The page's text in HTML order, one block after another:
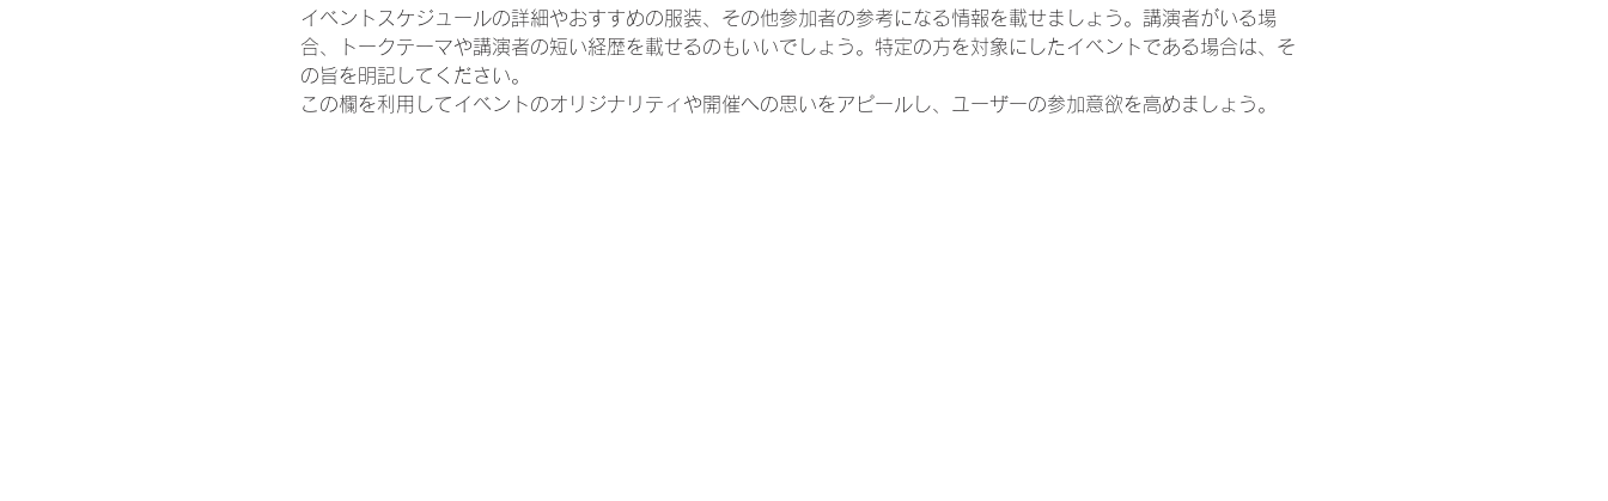
イベントスケジュールの詳細やおすすめの服装、その他参加者の参考になる情報を載せましょう。講演者がいる場
合、トークテーマや講演者の短い経歴を載せるのもいいでしょう。特定の方を対象にしたイベントである場合は、そ
の旨を明記してください。
この欄を利用してイベントのオリジナリティや開催への思いをアピールし、ユーザーの参加意欲を高めましょう。